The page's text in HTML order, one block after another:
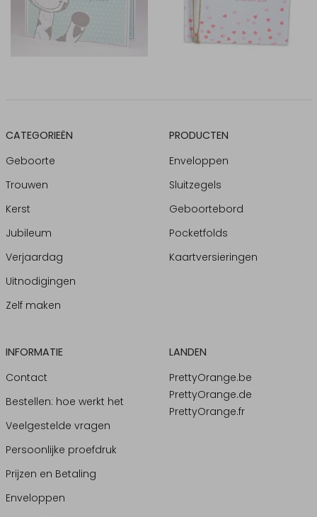
CATEGORIEËN
Geboorte
Trouwen
Kerst
Jubileum
Verjaardag
Uitnodigingen
Zelf maken
PRODUCTEN
Enveloppen
Sluitzegels
Geboortebord
Pocketfolds
Kaartversieringen
INFORMATIE
Contact
Bestellen: hoe werkt het
Veelgestelde vragen
Persoonlijke proefdruk
Prijzen en Betaling
Enveloppen
LANDEN
PrettyOrange.be
PrettyOrange.de
PrettyOrange.fr